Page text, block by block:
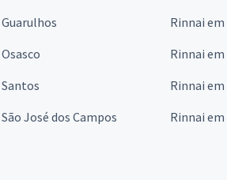
Rinnai
Rinnai
Rinnai
José dos Campos Rinnai em